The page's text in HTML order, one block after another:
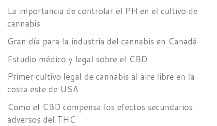
La importancia de controlar el PH en el cultivo de
cannabis
Gran día para la industria del cannabis en Canadá
Estudio médico y legal sobre el CBD
Primer cultivo legal de cannabis al aire libre en la
costa este de USA
Como el CBD compensa los efectos secundarios
adversos del THC